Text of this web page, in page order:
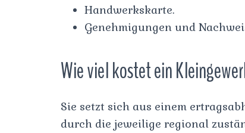
Handwerkskarte.
Genehmigungen und
Wie viel kostet ein
Sie setzt sich aus einem
durch die jeweilige regional